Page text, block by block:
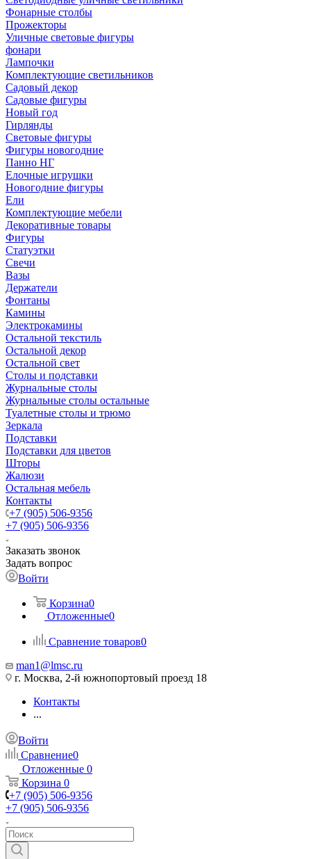
Фонарные столбы
Прожекторы
Уличные световые фигуры
фонари
Лампочки
Комплектующие светильников
Садовый декор
Садовые фигуры
Новый год
Гирлянды
Световые фигуры
Фигуры новогодние
Панно НГ
Елочные игрушки
Новогодние фигуры
Ели
Комплектующие мебели
Декоративные товары
Фигуры
Статуэтки
Свечи
Вазы
Держатели
Фонтаны
Камины
Электрокамины
Остальной текстиль
Остальной декор
Остальной свет
Столы и подставки
Журнальные столы
Журнальные столы остальные
Туалетные столы и трюмо
Зеркала
Подставки
Подставки для цветов
Шторы
Жалюзи
Остальная мебель
Контакты
+7 (905) 506-9356
+7 (905) 506-9356
Заказать звонок
Задать вопрос
Войти
Корзина0
Отложенные0
Сравнение товаров0
man1@lmsc.ru
г. Москва, 2-й южнопортовый проезд 18
Контакты
...
Войти
Сравнение0
Отложенные 0
Корзина 0
+7 (905) 506-9356
+7 (905) 506-9356